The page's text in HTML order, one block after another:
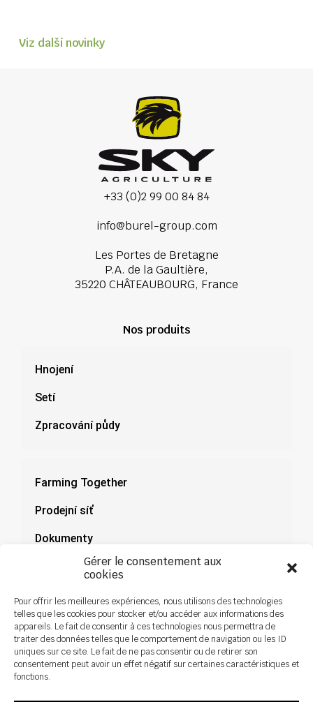
Gérer le consentement aux
cookies
Pour offrir les meilleures expériences, nous utilisons des technologies
telles que les cookies pour stocker et/ou accéder aux informations des
appareils. Le fait de consentir à ces technologies nous permettra de
traiter des données telles que le comportement de navigation ou les ID
uniques sur ce site. Le fait de ne pas consentir ou de retirer son
consentement peut avoir un effet négatif sur certaines caractéristiques et
fonctions.
Viz další novinky
+33 (0)2 99 00 84 84
info@burel-group.com
Les Portes de Bretagne
P.A. de la Gaultière,
35220 CHÂTEAUBOURG, France
Nos produits
Hnojení
Setí
Zpracování půdy
Farming Together
Prodejní síť
Dokumenty